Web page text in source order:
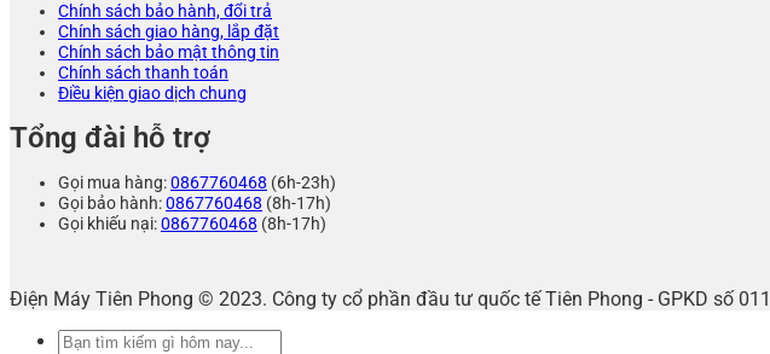
Chính sách bảo hành, đổi trả
Chính sách giao hàng, lắp đặt
Chính sách bảo mật thông tin
Chính sách thanh toán
Điều kiện giao dịch chung
Tổng đài hỗ trợ
Gọi mua hàng:0867760468 (6h-23h)
Gọi bảo hành:0867760468 (8h-17h)
Gọi khiếu nại:0867760468 (8h-17h)
Điện Máy Tiên Phong © 2023. Công ty cổ phần đầu tư quốc tế Tiên Phong - GPKD số
Tìm